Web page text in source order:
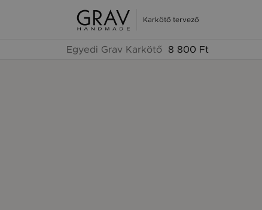
Karkötő tervező
Egyedi Grav Karkötő 8 800 Ft